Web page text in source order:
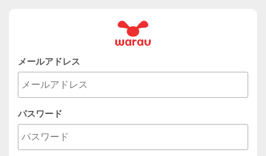
メールアドレス
パスワード